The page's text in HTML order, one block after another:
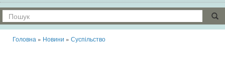
Головна » Новини » Суспільство